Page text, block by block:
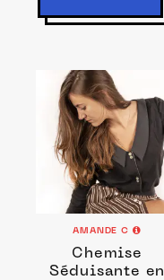
AMANDE C
Chemise
Séduisante en